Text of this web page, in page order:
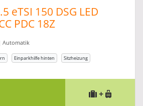
eTSI 150 DSG LED
PDC 18Z
Automatik
Einparkhilfe hinten
Sitzheizung
+